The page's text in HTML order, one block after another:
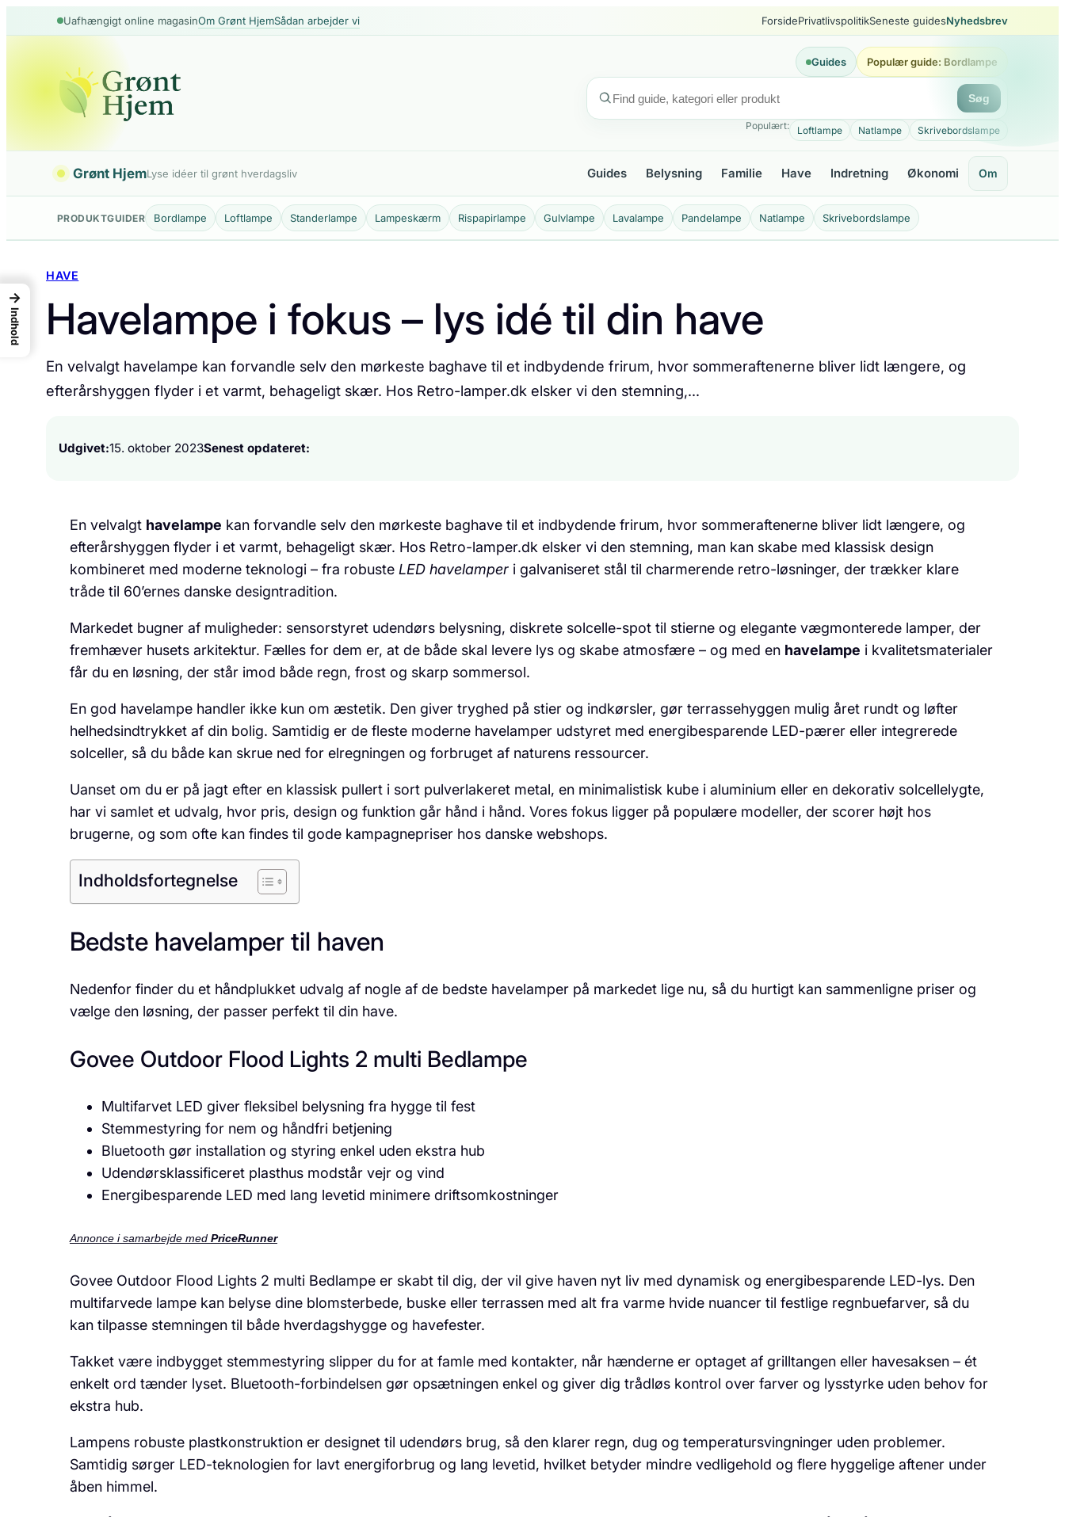
til
Uafhængigt online magasinOm Grønt HjemSådan arbejder vi ForsidePrivatlivspolitikSeneste guidesNyhedsbrev
Guides Populær guide: Bordlampe
Søg
Populært: Loftlampe Natlampe Skrivebordslampe
Grønt HjemLyse idéer til grønt hverdagsliv Guides Belysning Familie Have Indretning Økonomi Om
PRODUKTGUIDER Bordlampe Loftlampe Standerlampe Lampeskærm Rispapirlampe Gulvlampe Lavalampe Pandelampe Natlampe Skrivebordslampe
HAVE
Havelampe i fokus – lys idé til din have
En velvalgt havelampe kan forvandle selv den mørkeste baghave til et indbydende frirum, hvor sommeraftenerne bliver lidt længere, og
efterårshyggen flyder i et varmt, behageligt skær. Hos Retro-lamper.dk elsker vi den stemning,…
Udgivet:15. oktober 2023Senest opdateret:
En velvalgt havelampe kan forvandle selv den mørkeste baghave til et indbydende frirum, hvor sommeraftenerne bliver lidt længere, og
efterårshyggen flyder i et varmt, behageligt skær. Hos Retro-lamper.dk elsker vi den stemning, man kan skabe med klassisk design
kombineret med moderne teknologi – fra robuste LED havelamperi galvaniseret stål til charmerende retro-løsninger, der trækker klare
tråde til 60’ernes danske designtradition.
Markedet bugner af muligheder: sensorstyret udendørs belysning, diskrete solcelle-spot til stierne og elegante vægmonterede lamper, der
fremhæver husets arkitektur. Fælles for dem er, at de både skal levere lys og skabe atmosfære – og med en havelampe i kvalitetsmaterialer
får du en løsning, der står imod både regn, frost og skarp sommersol.
En god havelampe handler ikke kun om æstetik. Den giver tryghed på stier og indkørsler, gør terrassehyggen mulig året rundt og løfter
helhedsindtrykket af din bolig. Samtidig er de fleste moderne havelamper udstyret med energibesparende LED-pærer eller integrerede
solceller, så du både kan skrue ned for elregningen og forbruget af naturens ressourcer.
Uanset om du er på jagt efter en klassisk pullert i sort pulverlakeret metal, en minimalistisk kube i aluminium eller en dekorativ solcellelygte,
har vi samlet et udvalg, hvor pris, design og funktion går hånd i hånd. Vores fokus ligger på populære modeller, der scorer højt hos
brugerne, og som ofte kan findes til gode kampagnepriser hos danske webshops.
Indholdsfortegnelse
Bedste havelamper til haven
Nedenfor finder du et håndplukket udvalg af nogle af de bedste havelamper på markedet lige nu, så du hurtigt kan sammenligne priser og
vælge den løsning, der passer perfekt til din have.
Govee Outdoor Flood Lights 2 multi Bedlampe
Multifarvet LED giver fleksibel belysning fra hygge til fest
Stemmestyring for nem og håndfri betjening
Bluetooth gør installation og styring enkel uden ekstra hub
Udendørs­klassificeret plasthus modstår vejr og vind
Energibesparende LED med lang levetid minimere driftsomkostninger
Annonce i samarbejde med PriceRunner
Govee Outdoor Flood Lights 2 multi Bedlampe er skabt til dig, der vil give haven nyt liv med dynamisk og energibesparende LED-lys. Den
multifarvede lampe kan belyse dine blomsterbede, buske eller terrassen med alt fra varme hvide nuancer til festlige regnbuefarver, så du
kan tilpasse stemningen til både hverdags­hygge og havefester.
Takket være indbygget stemmestyring slipper du for at famle med kontakter, når hænderne er optaget af grilltangen eller havesaksen – ét
enkelt ord tænder lyset. Bluetooth-forbindelsen gør opsætningen enkel og giver dig trådløs kontrol over farver og lysstyrke uden behov for
ekstra hub.
Lampens robuste plastkonstruktion er designet til udendørs brug, så den klarer regn, dug og temperatursvingninger uden problemer.
Samtidig sørger LED-teknologien for lavt energiforbrug og lang levetid, hvilket betyder mindre vedligehold og flere hyggelige aftener under
åben himmel.
→
Indhold